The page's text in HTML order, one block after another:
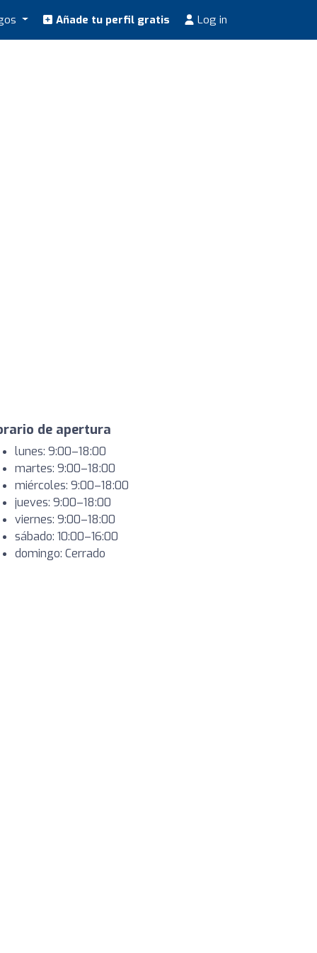
Añade tu perfil gratis Log in
de apertura
lunes: 9:00–18:00
martes: 9:00–18:00
miércoles: 9:00–18:00
jueves: 9:00–18:00
viernes: 9:00–18:00
sábado: 10:00–16:00
domingo: Cerrado